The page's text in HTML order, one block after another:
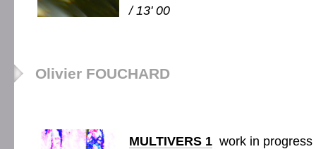
/ 13' 00
Olivier FOUCHARD
MULTIVERS 1 work in